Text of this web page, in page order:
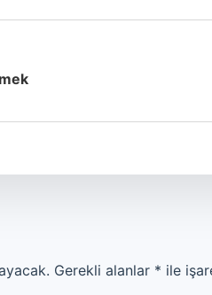
Gerekli alanlar * ile